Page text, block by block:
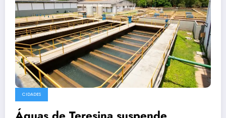
CIDADES